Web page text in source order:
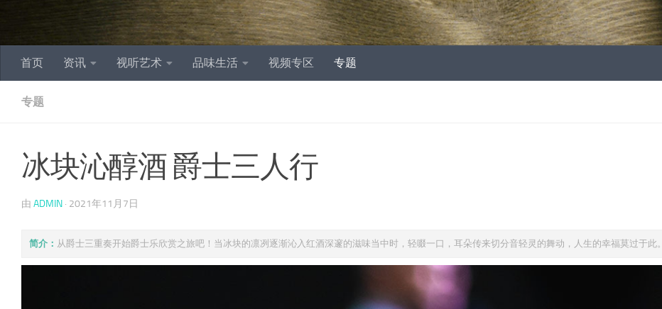
首页 资讯 视听艺术 品味生活 视频专区 专题
专题
冰块沁醇酒 爵士三人行
由 ADMIN · 2021年11月7日
简介： 从爵士三重奏开始爵士乐欣赏之旅吧！当冰块的凛冽逐渐沁入红酒深邃的滋味当中时，轻啜一口，耳朵传来切分音轻灵的舞动，人生的幸福莫过于此。